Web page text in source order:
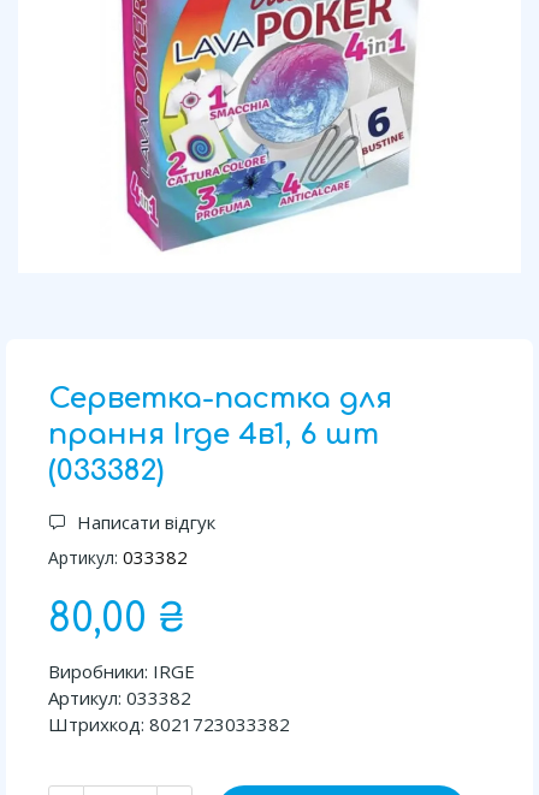
Серветка-пастка для
прання Irge 4в1, 6 шт
(033382)
Написати відгук
Артикул: 033382
80,00 ₴
Виробники: IRGE
Артикул: 033382
Штрихкод: 8021723033382